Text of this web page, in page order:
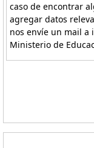
caso de encontrar
agregar datos
nos envíe un mail a
Ministerio de